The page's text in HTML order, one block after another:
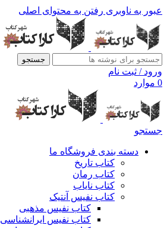
عبور به ناوبری رفتن به محتوای اصلی
جستجو
ورود / ثبت نام
0 موارد
جستجو
دسته بندی فروشگاه ما
کتاب تاریخ
کتاب رمان
کتاب نایاب
کتاب نفیس آنتیک
کتاب نفیس مذهبی
کتاب نفیس ایرانشناسی